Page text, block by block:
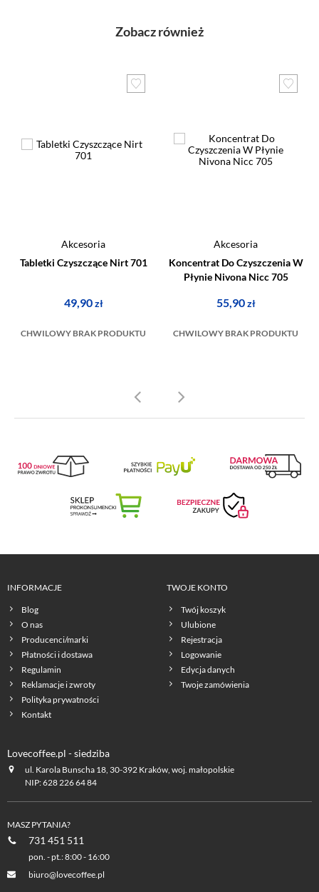
Zobacz również
Akcesoria
Tabletki Czyszczące Nirt 701
49,90zł
CHWILOWY BRAK PRODUKTU
Akcesoria
Koncentrat Do Czyszczenia W
Płynie Nivona Nicc 705
55,90zł
CHWILOWY BRAK PRODUKTU
INFORMACJE
Blog
O nas
Producenci/marki
Płatności i dostawa
Regulamin
Reklamacje i zwroty
Polityka prywatności
Kontakt
TWOJE KONTO
Twój koszyk
Ulubione
Rejestracja
Logowanie
Edycja danych
Twoje zamówienia
Lovecoffee.pl - siedziba
ul. Karola Bunscha 18, 30-392 Kraków, woj. małopolskie
NIP: 628 226 64 84
MASZ PYTANIA?
731 451 511
pon. - pt.: 8:00 - 16:00
biuro@lovecoffee.pl